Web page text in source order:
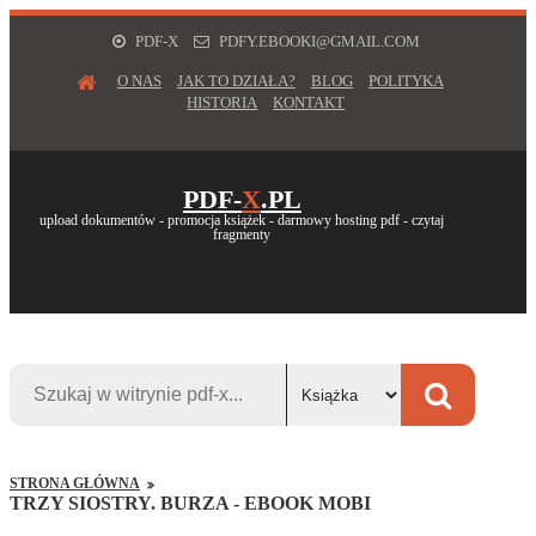
PDF-X PDFY.EBOOKI@GMAIL.COM
O NAS JAK TO DZIAŁA? BLOG
POLITYKA
HISTORIA
KONTAKT
PDF-X.PL
upload dokumentów - promocja książek - darmowy hosting pdf - czytaj
fragmenty
STRONA GŁÓWNA
TRZY SIOSTRY. BURZA - EBOOK MOBI